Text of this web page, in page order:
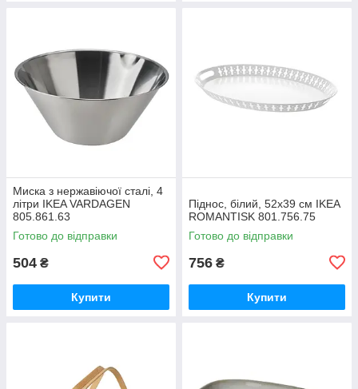
Миска з нержавіючої сталі, 4
літри IKEA VARDAGEN
805.861.63
Готово до відправки
504 ₴
Купити
Піднос, білий, 52x39 см IKEA
ROMANTISK 801.756.75
Готово до відправки
756 ₴
Купити